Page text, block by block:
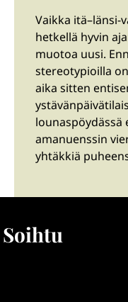
Vaikka itä–länsi-
hetkellä hyvin
muotoa uusi.
stereotypioilla
aika sitten
lounaspöydässä
amanuenssin
yhtäkkiä
Soihtu